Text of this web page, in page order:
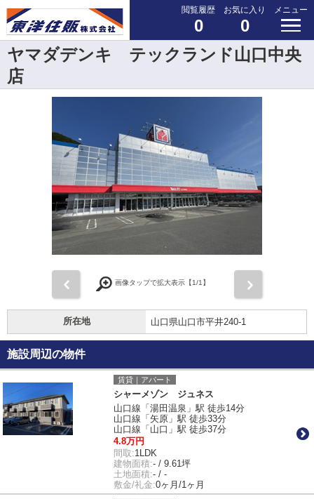
閲覧履歴
0
お気に入り
0
メニュー
ヤマダデンキ テックランド山口中央
店
画像タップで拡大表示【1/1】
所在地 山口県山口市平井240-1
施設周辺の物件
賃貸｜アパート
シャーメゾン ジュネス
山口線「湯田温泉」駅 徒歩14分
山口線「矢原」駅 徒歩33分
山口線「山口」駅 徒歩37分
4.8万円
間取:1LDK
建物面積:- / 9.61坪
土地面積:- / -
敷金/礼金:0ヶ月/1ヶ月